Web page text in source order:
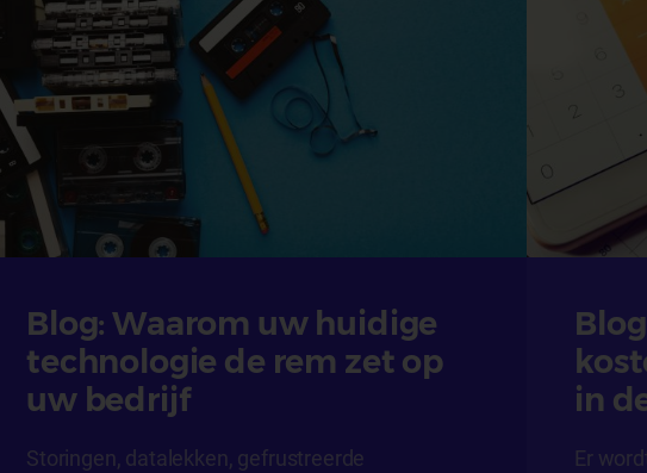
Blog: Waarom uw huidige
technologie de rem zet op
uw bedrijf
Storingen, datalekken, gefrustreerde
in
Er